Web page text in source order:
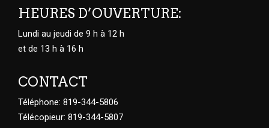
HEURES D’OUVERTURE:
Lundi au jeudi de 9 h à 12 h
et de 13 h à 16 h
CONTACT
Téléphone: 819-344-5806
Télécopieur: 819-344-5807